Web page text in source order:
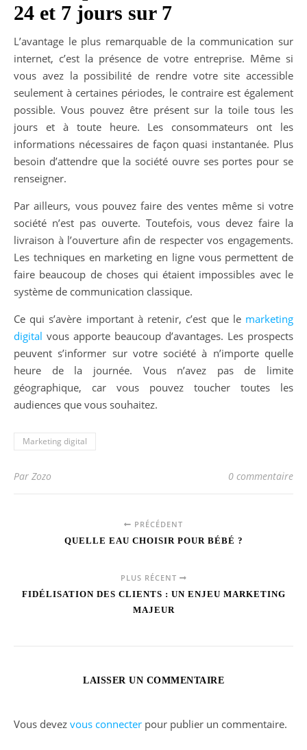
24 et 7 jours sur 7
L’avantage le plus remarquable de la communication sur
internet, c’est la présence de votre entreprise. Même si
vous avez la possibilité de rendre votre site accessible
seulement à certaines périodes, le contraire est également
possible. Vous pouvez être présent sur la toile tous les
jours et à toute heure. Les consommateurs ont les
informations nécessaires de façon quasi instantanée. Plus
besoin d’attendre que la société ouvre ses portes pour se
renseigner.
Par ailleurs, vous pouvez faire des ventes même si votre
société n’est pas ouverte. Toutefois, vous devez faire la
livraison à l’ouverture afin de respecter vos engagements.
Les techniques en marketing en ligne vous permettent de
faire beaucoup de choses qui étaient impossibles avec le
système de communication classique.
Ce qui s’avère important à retenir, c’est que le marketing
digital vous apporte beaucoup d’avantages. Les prospects
peuvent s’informer sur votre société à n’importe quelle
heure de la journée. Vous n’avez pas de limite
géographique, car vous pouvez toucher toutes les
audiences que vous souhaitez.
Marketing digital
Par Zozo 0 commentaire
PRÉCÉDENT
QUELLE EAU CHOISIR POUR BÉBÉ ?
PLUS RÉCENT
FIDÉLISATION DES CLIENTS : UN ENJEU MARKETING
MAJEUR
LAISSER UN COMMENTAIRE
Vous devez vous connecter pour publier un commentaire.